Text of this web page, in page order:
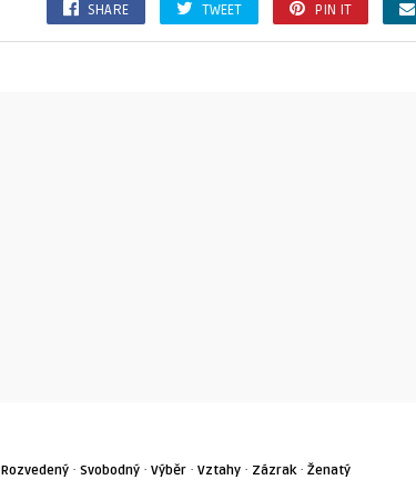
SHARE TWEET PIN IT
Rozvedený · Svobodný · Výběr · Vztahy · Zázrak· Ženatý